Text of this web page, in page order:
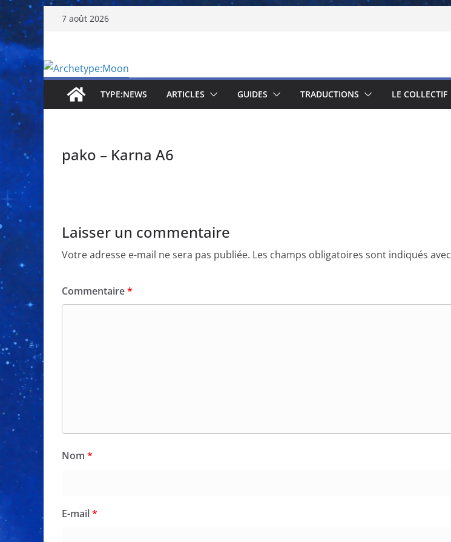
Passer
contenu
7 août 2026
TYPE:NEWS ARTICLES GUIDES TRADUCTIONS LE COLLECTIF
pako – Karna A6
Laisser un commentaire
Votre adresse e-mail ne sera pas publiée. Les champs obligatoires sont indiqués avec
Commentaire*
Nom *
E-mail*